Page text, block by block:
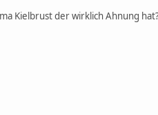
Kielbrust der wirklich Ahnung